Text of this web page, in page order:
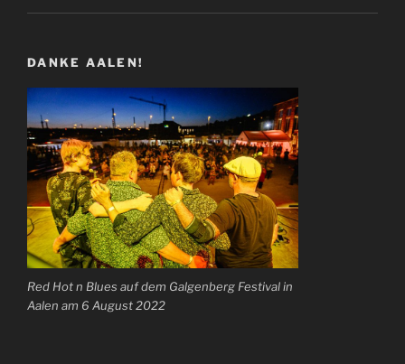
DANKE AALEN!
Red Hot n Blues auf dem Galgenberg Festival in
Aalen am 6 August 2022